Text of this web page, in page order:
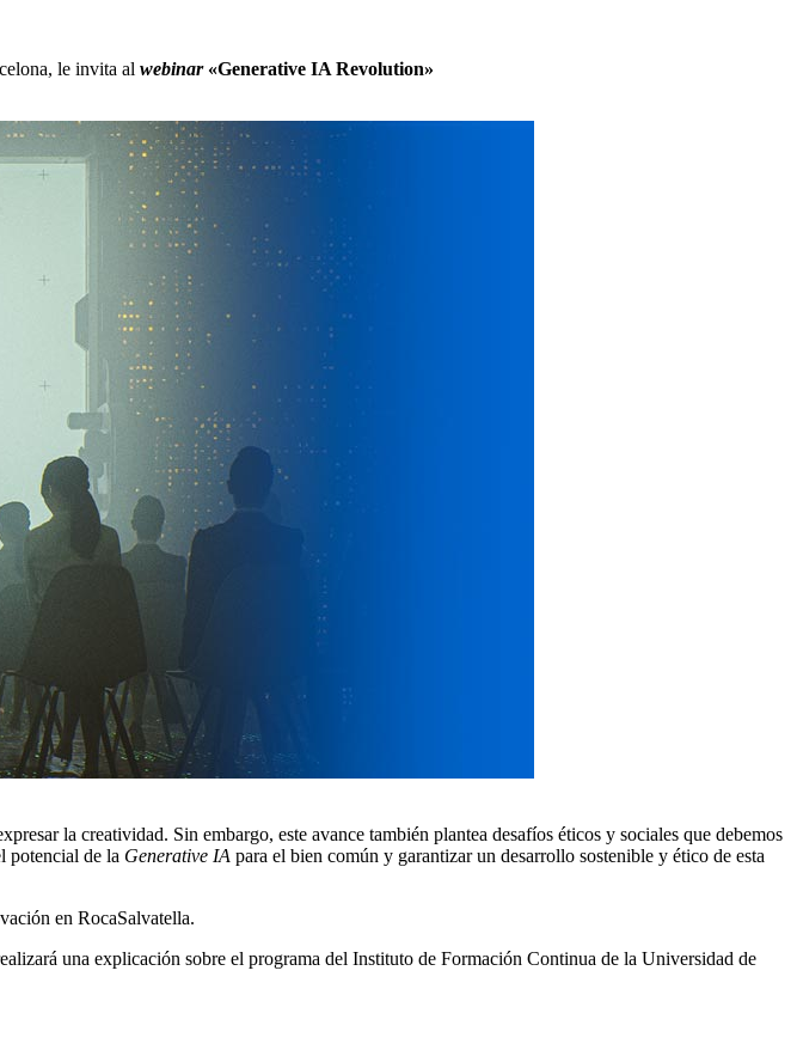
le invita al webinar«Generative IA Revolution»
la creatividad. Sin embargo, este avance también plantea desafíos éticos y sociales que debemos
potencial de la Generative IA para el bien común y garantizar un desarrollo sostenible y ético de esta
en RocaSalvatella.
una explicación sobre el programa del Instituto de Formación Continua de la Universidad de